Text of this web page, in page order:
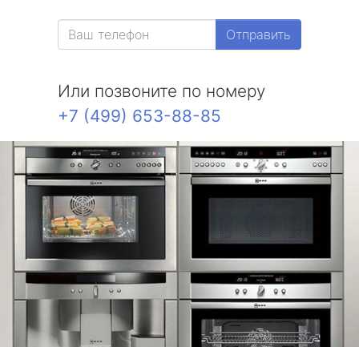
Отправить
Или позвоните по номеру
+7 (499) 653-88-85